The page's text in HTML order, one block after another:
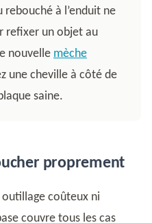
rebouché à l’enduit ne
refixer un objet au
nouvelle mèche
une cheville à côté de
saine.
proprement
coûteux ni
couvre tous les cas